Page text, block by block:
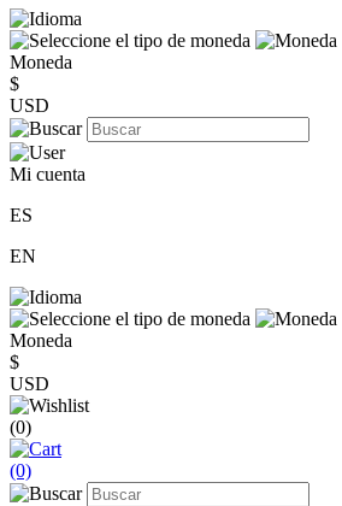
Moneda
$
USD
Mi cuenta
ES
EN
Moneda
$
USD
(0)
(0)